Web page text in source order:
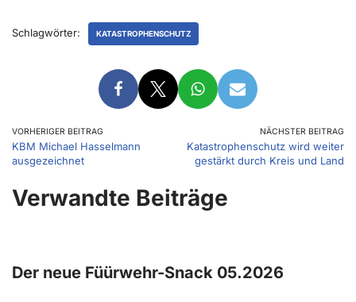
Schlagwörter: KATASTROPHENSCHUTZ
VORHERIGER BEITRAG
KBM Michael Hasselmann
ausgezeichnet
NÄCHSTER BEITRAG
Katastrophenschutz wird weiter
gestärkt durch Kreis und Land
Verwandte Beiträge
Der neue Füürwehr-Snack 05.2026